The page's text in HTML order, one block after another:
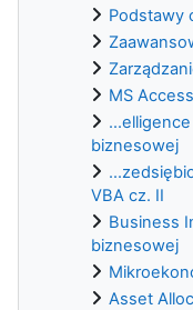
Podstawy
MS
biznesowej
VBA cz. II
Business
biznesowej
Asset